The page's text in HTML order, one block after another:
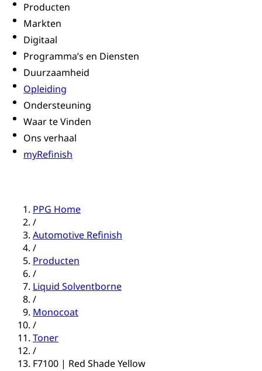
Producten
Markten
Digitaal
Programma’s en Diensten
Duurzaamheid
Opleiding
Ondersteuning
Waar te Vinden
Ons verhaal
myRefinish
PPG Home
/
Automotive Refinish
/
Producten
/
Liquid Solventborne
/
Monocoat
/
Toner
/
F7100 | Red Shade Yellow